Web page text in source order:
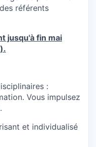
référents
jusqu'à fin mai
:
Vous impulsez
et individualisé